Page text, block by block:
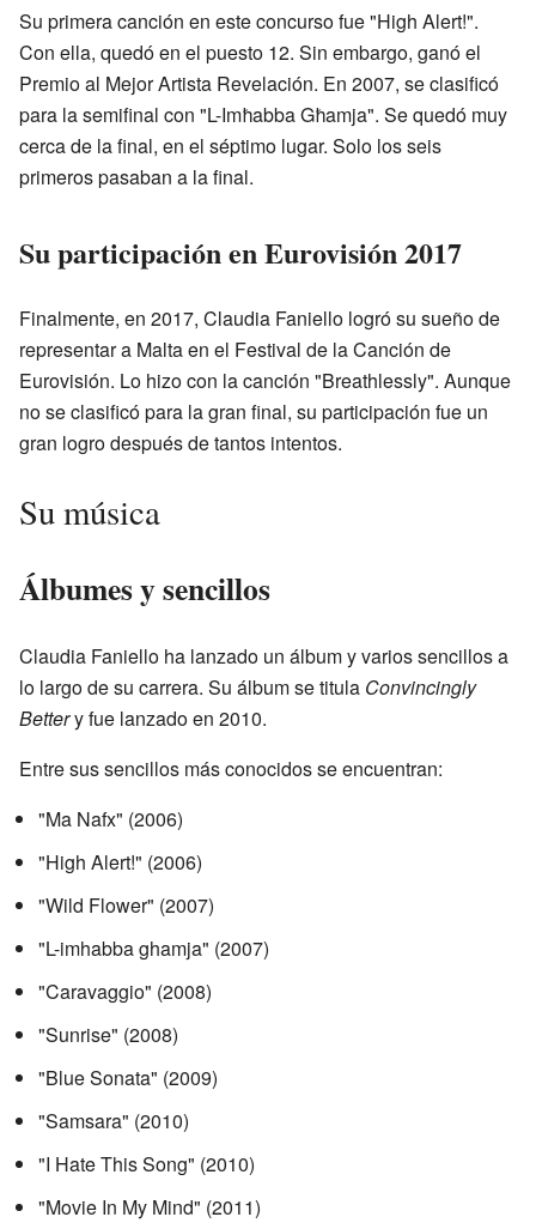
Su primera canción en este concurso fue "High Alert!".
Con ella, quedó en el puesto 12. Sin embargo, ganó el
Premio al Mejor Artista Revelación. En 2007, se clasificó
para la semifinal con "L-Imħabba Għamja". Se quedó muy
cerca de la final, en el séptimo lugar. Solo los seis
primeros pasaban a la final.
Su participación en Eurovisión 2017
Finalmente, en 2017, Claudia Faniello logró su sueño de
representar a Malta en el Festival de la Canción de
Eurovisión. Lo hizo con la canción "Breathlessly". Aunque
no se clasificó para la gran final, su participación fue un
gran logro después de tantos intentos.
Su música
Álbumes y sencillos
Claudia Faniello ha lanzado un álbum y varios sencillos a
lo largo de su carrera. Su álbum se titula Convincingly
Bettery fue lanzado en 2010.
Entre sus sencillos más conocidos se encuentran:
"Ma Nafx" (2006)
"High Alert!" (2006)
"Wild Flower" (2007)
"L-imhabba ghamja" (2007)
"Caravaggio" (2008)
"Sunrise" (2008)
"Blue Sonata" (2009)
"Samsara" (2010)
"I Hate This Song" (2010)
"Movie In My Mind" (2011)